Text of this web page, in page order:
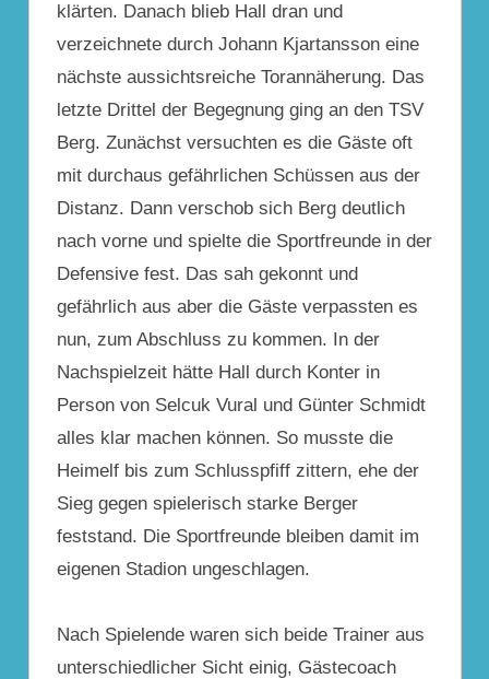
klärten. Danach blieb Hall dran und
verzeichnete durch Johann Kjartansson eine
nächste aussichtsreiche Torannäherung. Das
letzte Drittel der Begegnung ging an den TSV
Berg. Zunächst versuchten es die Gäste oft
mit durchaus gefährlichen Schüssen aus der
Distanz. Dann verschob sich Berg deutlich
nach vorne und spielte die Sportfreunde in der
Defensive fest. Das sah gekonnt und
gefährlich aus aber die Gäste verpassten es
nun, zum Abschluss zu kommen. In der
Nachspielzeit hätte Hall durch Konter in
Person von Selcuk Vural und Günter Schmidt
alles klar machen können. So musste die
Heimelf bis zum Schlusspfiff zittern, ehe der
Sieg gegen spielerisch starke Berger
feststand. Die Sportfreunde bleiben damit im
eigenen Stadion ungeschlagen.
Nach Spielende waren sich beide Trainer aus
unterschiedlicher Sicht einig, Gästecoach